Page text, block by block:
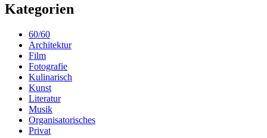
Kategorien
60/60
Architektur
Film
Fotografie
Kulinarisch
Kunst
Literatur
Musik
Organisatorisches
Privat